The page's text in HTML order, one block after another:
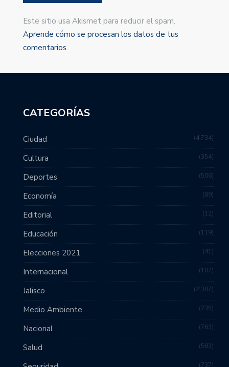
Este sitio usa Akismet para reducir el spam.
Aprende cómo se procesan los datos de tus
comentarios.
CATEGORÍAS
Ciudad 4,734
Cultura 354
Deportes 506
Economía 89
Editorial 12
Educación 119
Elecciones 2021 41
Internacional 107
Jalisco 2,387
Medio Ambiente 235
Nacional 763
Salud 583
737